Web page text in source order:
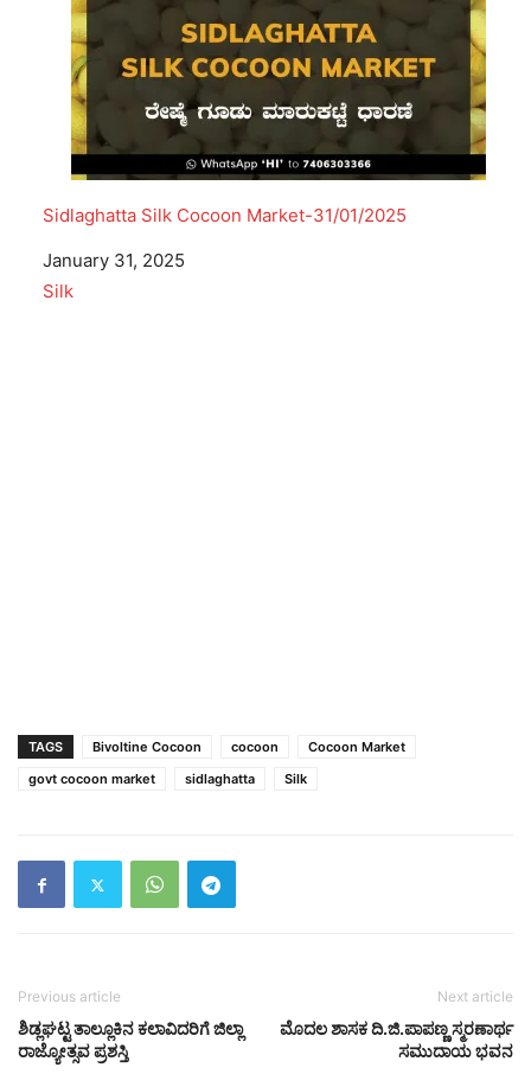
Sidlaghatta Silk Cocoon Market-31/01/2025
Date
January 31, 2025
In relation to
Silk
TAGS Bivoltine Cocoon cocoon
Cocoon Market
govt cocoon market
sidlaghatta Silk
Previous article
ಶಿಡ್ಲಘಟ್ಟ ತಾಲ್ಲೂಕಿನ ಕಲಾವಿದರಿಗೆ ಜಿಲ್ಲಾ
ರಾಜ್ಯೋತ್ಸವ ಪ್ರಶಸ್ತಿ
Next article
ಮೊದಲ ಶಾಸಕ ದಿ.ಜಿ.ಪಾಪಣ್ಣ ಸ್ಮರಣಾರ್ಥ
ಸಮುದಾಯ ಭವನ